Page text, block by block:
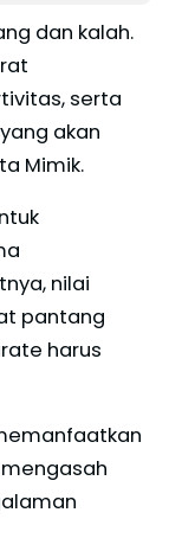
dan kalah.
serta
akan
Mimik.
nilai
pantang
harus